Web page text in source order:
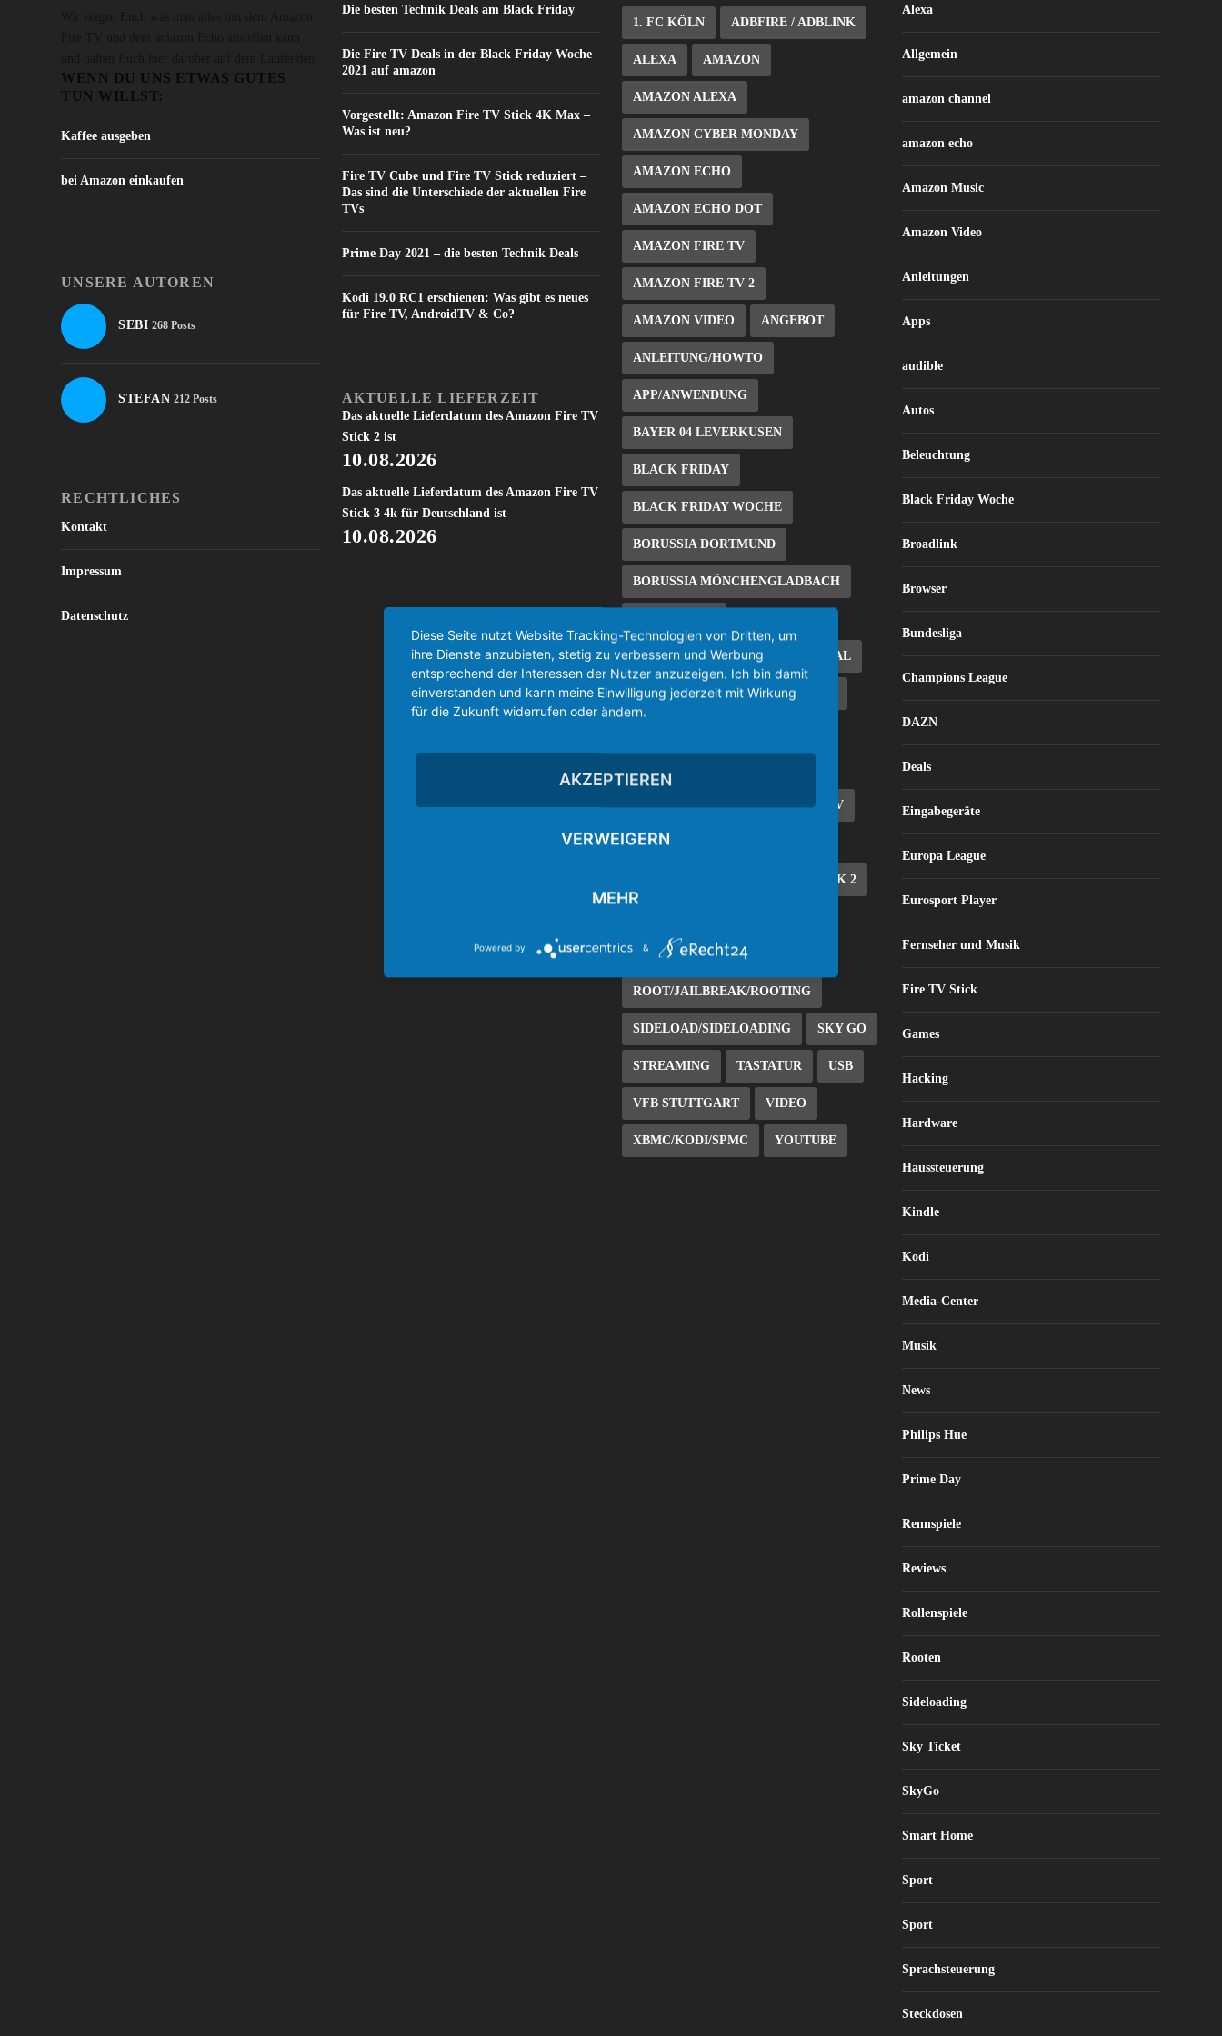
WENN DU UNS ETWAS GUTES
TUN WILLST:
Kaffee ausgeben
bei Amazon einkaufen
UNSERE AUTOREN
SEBI 268 Posts
STEFAN 212 Posts
RECHTLICHES
Kontakt
Impressum
Datenschutz
Die besten Technik Deals am Black Friday
Die Fire TV Deals in der Black Friday Woche
2021 auf amazon
Vorgestellt: Amazon Fire TV Stick 4K Max –
Was ist neu?
Fire TV Cube und Fire TV Stick reduziert –
Das sind die Unterschiede der aktuellen Fire
TVs
Prime Day 2021 – die besten Technik Deals
Kodi 19.0 RC1 erschienen: Was gibt es neues
für Fire TV, AndroidTV & Co?
AKTUELLE LIEFERZEIT
Das aktuelle Lieferdatum des Amazon Fire TV
Stick 2 ist
10.08.2026
Das aktuelle Lieferdatum des Amazon Fire TV
Stick 3 4k für Deutschland ist
10.08.2026
1. FC KÖLN ADBFIRE / ADBLINK
ALEXA AMAZON
AMAZON ALEXA
AMAZON CYBER MONDAY
AMAZON ECHO
AMAZON ECHO DOT
AMAZON FIRE TV
AMAZON FIRE TV 2
AMAZON VIDEO ANGEBOT
ANLEITUNG/HOWTO
APP/ANWENDUNG
BAYER 04 LEVERKUSEN
BLACK FRIDAY
BLACK FRIDAY WOCHE
BORUSSIA DORTMUND
BORUSSIA MÖNCHENGLADBACH
CYBER MONDAY WOCHE DEAL
DEAL/SCHNÄPPCHEN DEALS
EUROSPORT PLAYER FIRE TV
FIRE TV 2
FIRE TV STICK 2
LIVE-STREAM
ROOT/JAILBREAK/ROOTING
SIDELOAD/SIDELOADING SKY GO
STREAMING TASTATUR USB
VFB STUTTGART VIDEO
XBMC/KODI/SPMC YOUTUBE
Alexa
Allgemein
amazon channel
amazon echo
Amazon Music
Amazon Video
Anleitungen
Apps
audible
Autos
Beleuchtung
Black Friday Woche
Broadlink
Browser
Bundesliga
Champions League
DAZN
Deals
Eingabegeräte
Europa League
Eurosport Player
Fernseher und Musik
Fire TV Stick
Games
Hacking
Hardware
Haussteuerung
Kindle
Kodi
Media-Center
Musik
News
Philips Hue
Prime Day
Rennspiele
Reviews
Rollenspiele
Rooten
Sideloading
Sky Ticket
SkyGo
Smart Home
Sport
Sport
Sprachsteuerung
Steckdosen
Diese Seite nutzt Website Tracking-Technologien von Dritten, um
ihre Dienste anzubieten, stetig zu verbessern und Werbung
entsprechend der Interessen der Nutzer anzuzeigen. Ich bin damit
einverstanden und kann meine Einwilligung jederzeit mit Wirkung
für die Zukunft widerrufen oder ändern.
AKZEPTIEREN
VERWEIGERN
MEHR
Powered by &